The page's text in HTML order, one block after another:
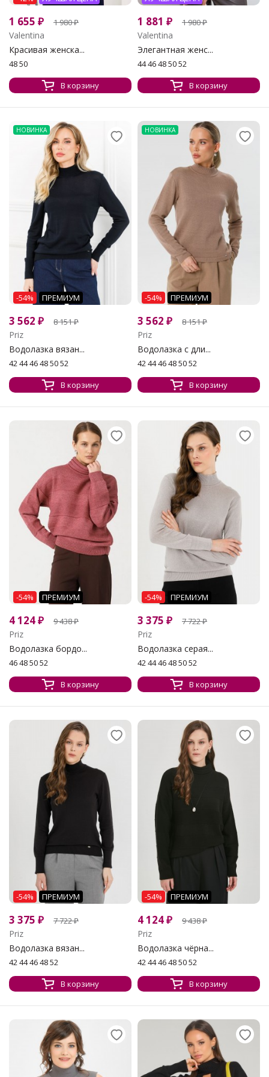
1 655 ₽ 1 980₽
Valentina
Красивая женска...
48 50
В корзину
1 881 ₽ 1 980₽
Valentina
Элегантная женс...
44 46 48 50 52
В корзину
НОВИНКА
-54% ПРЕМИУМ
3 562 ₽ 8 151₽
Priz
Водолазка вязан...
42 44 46 48 50 52
В корзину
НОВИНКА
-54% ПРЕМИУМ
3 562 ₽ 8 151₽
Priz
Водолазка с дли...
42 44 46 48 50 52
В корзину
-54% ПРЕМИУМ
4 124₽ 9 438₽
Priz
Водолазка бордо...
46 48 50 52
В корзину
-54% ПРЕМИУМ
3 375 ₽ 7 722₽
Priz
Водолазка серая...
42 44 46 48 50 52
В корзину
-54% ПРЕМИУМ
3 375 ₽ 7 722₽
Priz
Водолазка вязан...
42 44 46 48 52
В корзину
-54% ПРЕМИУМ
4 124₽ 9 438₽
Priz
Водолазка чёрна...
42 44 46 48 50 52
В корзину